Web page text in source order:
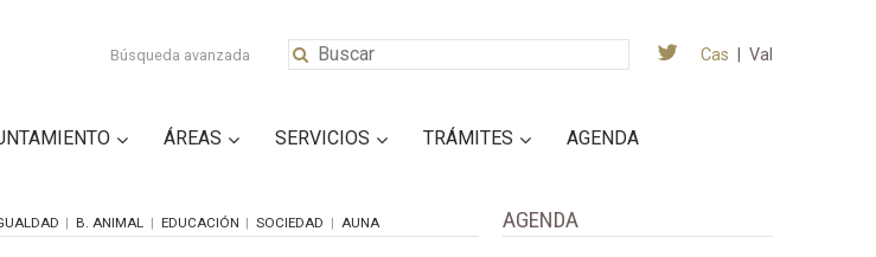
Búsqueda avanzada Cas Val
ÁREAS SERVICIOS TRÁMITES AGENDA
B. ANIMAL EDUCACIÓN SOCIEDAD AUNA AGENDA